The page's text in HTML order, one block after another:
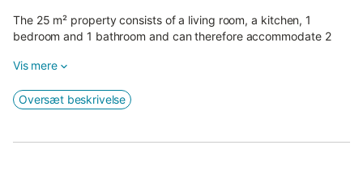
The 25 m² property consists of a living room, a kitchen, 1
bedroom and 1 bathroom and can therefore accommodate 2
calls) with a dedicated workspace for home office, a TV, air
conditioning (in the living room, master bedroom and upstairs)
Vis mere
Oversæt beskrivelse